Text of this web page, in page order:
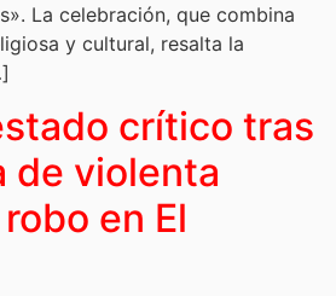
La celebración, que combina
y cultural, resalta la
crítico tras
de violenta
en El